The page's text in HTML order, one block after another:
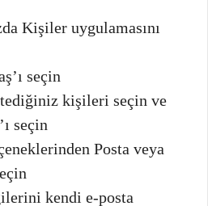
Kişiler uygulamasını
seçin
kişileri seçin ve
seçin
Posta veya
kendi e-posta